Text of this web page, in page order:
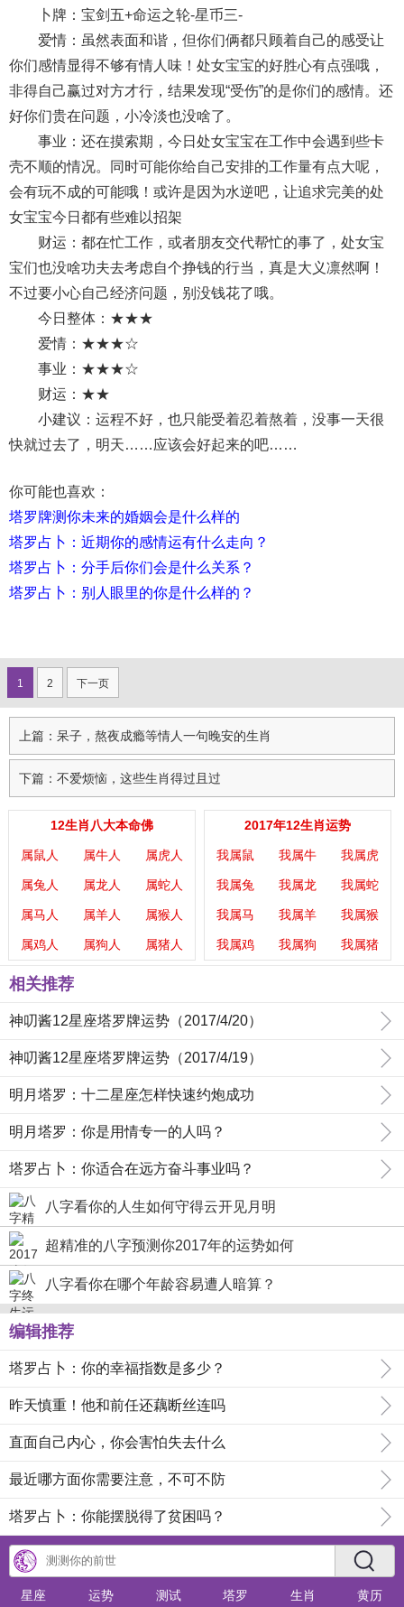
卜牌：宝剑五+命运之轮-星币三-
爱情：虽然表面和谐，但你们俩都只顾着自己的感受让
你们感情显得不够有情人味！处女宝宝的好胜心有点强哦，
非得自己赢过对方才行，结果发现“受伤”的是你们的感情。还
好你们贵在问题，小冷淡也没啥了。
事业：还在摸索期，今日处女宝宝在工作中会遇到些卡
壳不顺的情况。同时可能你给自己安排的工作量有点大呢，
会有玩不成的可能哦！或许是因为水逆吧，让追求完美的处
女宝宝今日都有些难以招架
财运：都在忙工作，或者朋友交代帮忙的事了，处女宝
宝们也没啥功夫去考虑自个挣钱的行当，真是大义凛然啊！
不过要小心自己经济问题，别没钱花了哦。
今日整体：★★★
爱情：★★★☆
事业：★★★☆
财运：★★
小建议：运程不好，也只能受着忍着熬着，没事一天很
快就过去了，明天……应该会好起来的吧……
你可能也喜欢：
塔罗牌测你未来的婚姻会是什么样的
塔罗占卜：近期你的感情运有什么走向？
塔罗占卜：分手后你们会是什么关系？
塔罗占卜：别人眼里的你是什么样的？
1 2 下一页
上篇：呆子，熬夜成瘾等情人一句晚安的生肖
下篇：不爱烦恼，这些生肖得过且过
12生肖八大本命佛
属鼠人 属牛人 属虎人
属兔人 属龙人 属蛇人
属马人 属羊人 属猴人
属鸡人 属狗人 属猪人
2017年12生肖运势
我属鼠 我属牛 我属虎
我属兔 我属龙 我属蛇
我属马 我属羊 我属猴
我属鸡 我属狗 我属猪
相关推荐
神叨酱12星座塔罗牌运势（2017/4/20）
神叨酱12星座塔罗牌运势（2017/4/19）
明月塔罗：十二星座怎样快速约炮成功
明月塔罗：你是用情专一的人吗？
塔罗占卜：你适合在远方奋斗事业吗？
八字看你的人生如何守得云开见月明
超精准的八字预测你2017年的运势如何
八字看你在哪个年龄容易遭人暗算？
编辑推荐
塔罗占卜：你的幸福指数是多少？
昨天慎重！他和前任还藕断丝连吗
直面自己内心，你会害怕失去什么
最近哪方面你需要注意，不可不防
塔罗占卜：你能摆脱得了贫困吗？
星座 运势 测试 塔罗 生肖 黄历